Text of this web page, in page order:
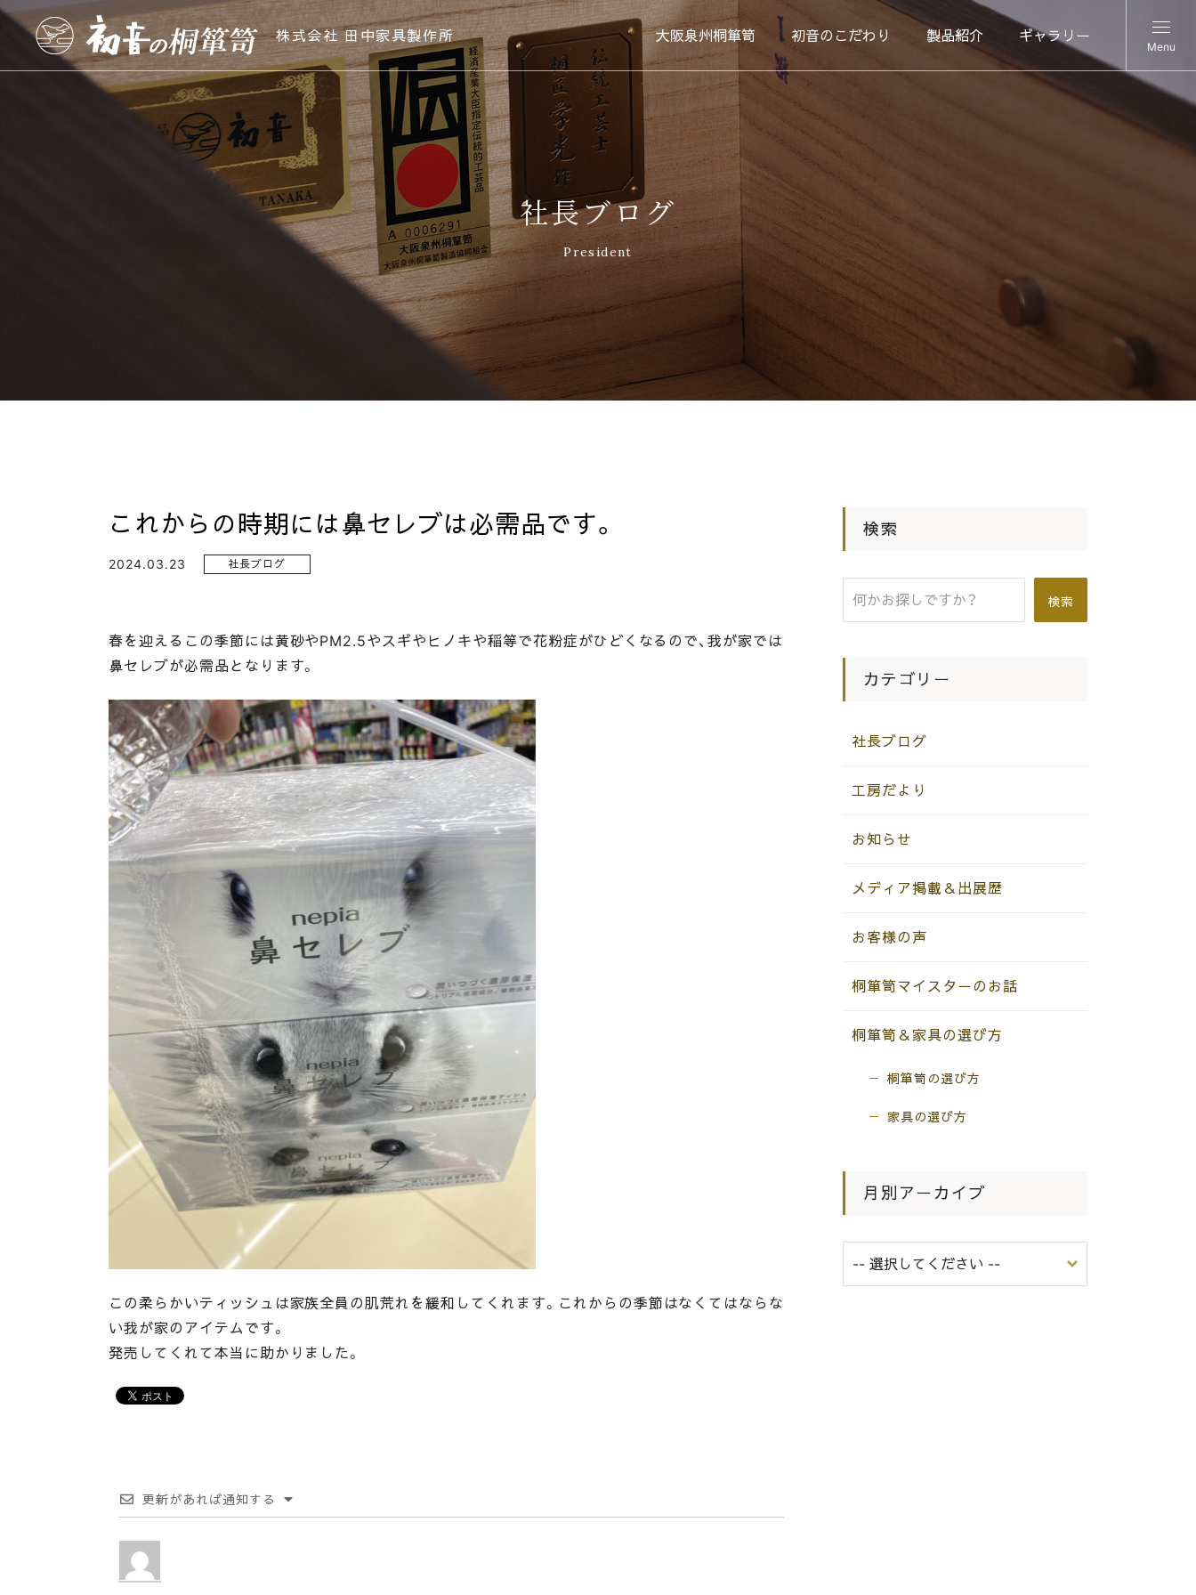
株式会社 田中家具製作所 大阪泉州桐箪笥 初音のこだわり 製品紹介 ギャラリー
Menu
社長ブログ
President
これからの時期には鼻セレブは必需品です。
2024.03.23 社長ブログ
春を迎えるこの季節には黄砂やPM2.5やスギやヒノキや稲等で花粉症がひどくなるので、我が家では
鼻セレブが必需品となります。
この柔らかいティッシュは家族全員の肌荒れを緩和してくれます。これからの季節はなくてはならな
い我が家のアイテムです。
発売してくれて本当に助かりました。
更新があれば通知する
検索
検索
カテゴリー
社長ブログ
工房だより
お知らせ
メディア掲載＆出展歴
お客様の声
桐箪笥マイスターのお話
桐箪笥＆家具の選び方
桐箪笥の選び方
家具の選び方
月別アーカイブ